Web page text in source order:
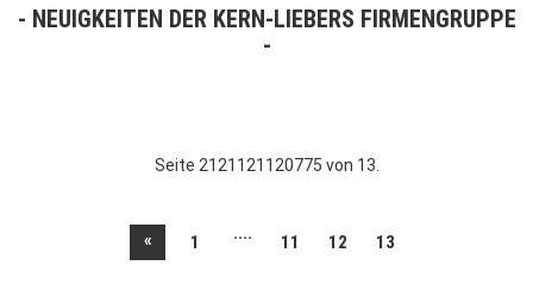
NEUIGKEITEN DER KERN-LIEBERS FIRMENGRUPPE
Seite 2121121120775 von 13.
« 1 .... 11 12 13